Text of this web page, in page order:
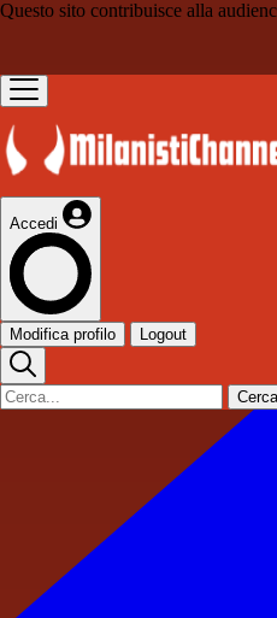
Questo sito contribuisce alla
Accedi
Modifica profilo Logout
Cerca